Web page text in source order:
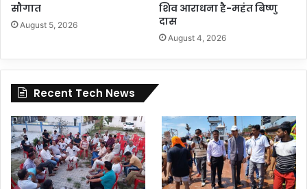
सौगात
August 5, 2026
शिव आराधना है-महंत बिष्णु
दास
August 4, 2026
Recent Tech News